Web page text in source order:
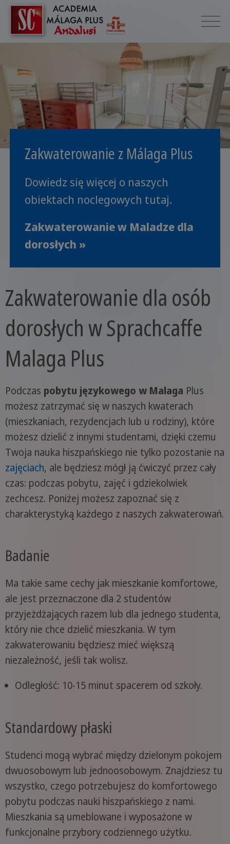
Zakwaterowanie z Málaga Plus
Dowiedz się więcej o naszych
obiektach noclegowych tutaj.
Zakwaterowanie w Maladze dla
dorosłych »
Zakwaterowanie dla osób
dorosłych w Sprachcaffe
Malaga Plus
Podczas pobytu językowego w Malaga Plus
możesz zatrzymać się w naszych kwaterach
(mieszkaniach, rezydencjach lub u rodziny), które
możesz dzielić z innymi studentami, dzięki czemu
Twoja nauka hiszpańskiego nie tylko pozostanie na
zajęciach, ale będziesz mógł ją ćwiczyć przez cały
czas: podczas pobytu, zajęć i gdziekolwiek
zechcesz. Poniżej możesz zapoznać się z
charakterystyką każdego z naszych zakwaterowań.
Badanie
Ma takie same cechy jak mieszkanie komfortowe,
ale jest przeznaczone dla 2 studentów
przyjeżdżających razem lub dla jednego studenta,
który nie chce dzielić mieszkania. W tym
zakwaterowaniu będziesz mieć większą
niezależność, jeśli tak wolisz.
Odległość: 10-15 minut spacerem od szkoły.
Standardowy płaski
Studenci mogą wybrać między dzielonym pokojem
dwuosobowym lub jednoosobowym. Znajdziesz tu
wszystko, czego potrzebujesz do komfortowego
pobytu podczas nauki hiszpańskiego z nami.
Mieszkania są umeblowane i wyposażone w
funkcjonalne przybory codziennego użytku.